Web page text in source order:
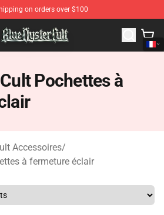
on orders over $100
- Official Blue Öyster Cult
Pochettes à
Accessoires/
à fermeture éclair